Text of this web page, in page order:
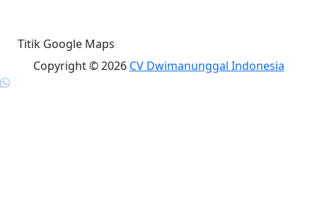
Titik Google Maps
Copyright © 2026 CV Dwimanunggal Indonesia